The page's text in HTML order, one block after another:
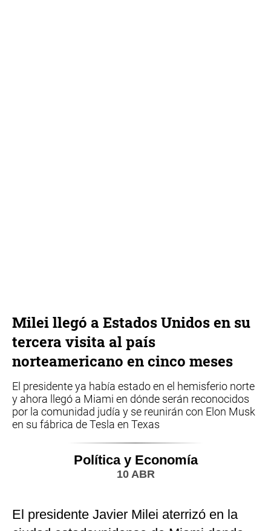
Milei llegó a Estados Unidos en su
tercera visita al país
norteamericano en cinco meses
El presidente ya había estado en el hemisferio norte
y ahora llegó a Miami en dónde serán reconocidos
por la comunidad judía y se reunirán con Elon Musk
en su fábrica de Tesla en Texas
Política y Economía
10 ABR
El presidente Javier Milei aterrizó en la